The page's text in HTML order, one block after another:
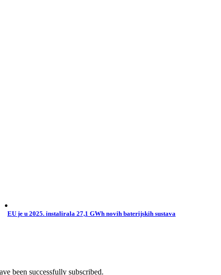
EU je u 2025. instalirala 27,1 GWh novih baterijskih sustava
been successfully subscribed.